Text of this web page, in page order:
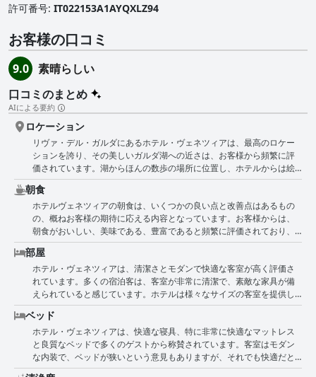
許可番号: IT022153A1AYQXLZ94
お客様の口コミ
9.0
素晴らしい
口コミのまとめ
AIによる要約
ロケーション
リヴァ・デル・ガルダにあるホテル・ヴェネツィアは、最高のロケー
ションを誇り、その美しいガルダ湖への近さは、お客様から頻繁に評
価されています。湖からほんの数歩の場所に位置し、ホテルからは絵
のように美しい景色が望め、穏やかな水辺や近くのビーチへも簡単に
アクセスできます。 周囲の緑地や遊歩道が魅力に拍車をかけ、ゆった
りとした散歩に最適な静かな環境を提供しています。 お客様は、ホテ
ルの中心部にありながら静かな立地を高く評価しており、リラックス
と利便性の両方を実現しています。 市の中心部までは徒歩ですぐで、
地元の観光スポット、レストラン、ショップへ簡単にアクセスできま
す。 緑豊かな緑とプールがホテルの魅力を高め、美しい環境だと評さ
れています。 戦略的なロケーションと駐車場の利用可能により、ホテ
ルの魅力がさらに高まっています。 全体として、ホテル・ヴェネツィ
アのロケーションは、静けさとアクセスの良さの優れたバランスで知
られており、リヴァ・デル・ガルダの自然の美しさと活気に満ちた生
活の両方を楽しみたい方に理想的な選択肢となっています。
朝食
ホテルヴェネツィアの朝食は、いくつかの良い点と改善点はあるもの
の、概ねお客様の期待に応える内容となっています。お客様からは、
朝食がおいしい、美味である、豊富であると頻繁に評価されており、
塩味と甘味の両方の選択肢が豊富に用意されています。朝食会場は、
少し古めかしいという意見もありますが、常に清潔に保たれており、
素晴らしい景色を眺めることができます。特に、屋上テラスで朝食を
楽しむと、息をのむような山の景色が広がります。 ゆで卵、コールド
ミート、チーズ、クロワッサンやパンケーキメーカーで作るパンケー
キなど、様々なオプションが用意されており、満足のいく朝食を提供
しています。朝食はしばしば、豊富でおいしいと表現され、おいしい
コーヒーやペストリーも楽しめます。 しかし、いくつかのレビューで
は、朝食は十分であり、一般的な基準を満たしているものの、特にコ
ールドミートや全体的なセレクションにおいて、より多様性があると
良いという指摘があります。朝食のオプションは非常に基本的なもの
部屋
ホテル・ヴェネツィアは、清潔さとモダンで快適な客室が高く評価さ
れています。多くの宿泊客は、客室が非常に清潔で、素敵な家具が備
えられていると感じています。ホテルは様々なサイズの客室を提供し
ていますが、広々として大きいと感じる人もいれば、少し小さめだが
快適だと感じる人もいます。 客室にはエアコンが完備されており、室
内は涼しく保たれ、非常に静かで平和な滞在ができると報告されてい
ます。基本的なアメニティは提供されており、客室はよく改装されて
いますが、ミニ冷蔵庫やよりモダンな設備がないことを残念に思う宿
泊客もいました。 バスルームについては、比較的広いサイズを気に入
ベッド
ホテル・ヴェネツィアは、快適な寝具、特に非常に快適なマットレス
と良質なベッドで多くのゲストから称賛されています。客室はモダン
な内装で、ベッドが狭いという意見もありますが、それでも快適だと
感じているようです。複数のレビューでベッドの品質が強調されてお